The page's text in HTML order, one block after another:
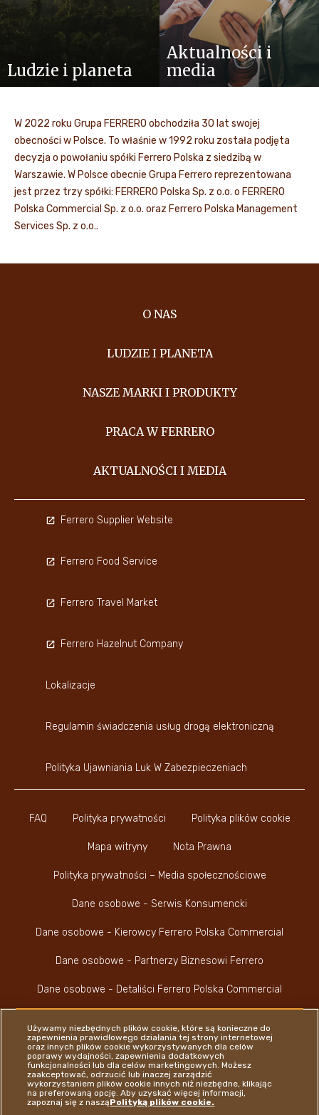
Ludzie i planeta
Aktualności i
media
W 2022 roku Grupa FERRERO obchodziła 30 lat swojej
obecności w Polsce. To właśnie w 1992 roku została podjęta
decyzja o powołaniu spółki Ferrero Polska z siedzibą w
Warszawie. W Polsce obecnie Grupa Ferrero reprezentowana
jest przez trzy spółki: FERRERO Polska Sp. z o.o. o FERRERO
Polska Commercial Sp. z o.o. oraz Ferrero Polska Management
Services Sp. z o.o..
O NAS
LUDZIE I PLANETA
NASZE MARKI I PRODUKTY
PRACA W FERRERO
AKTUALNOŚCI I MEDIA
FAQ Polityka prywatności Polityka plików cookie
Mapa witryny Nota Prawna
Polityka prywatności – Media społecznościowe
Dane osobowe - Serwis Konsumencki
Dane osobowe - Kierowcy Ferrero Polska Commercial
Dane osobowe - Partnerzy Biznesowi Ferrero
Dane osobowe - Detaliści Ferrero Polska Commercial
Ferrero Supplier Website
Ferrero Food Service
Ferrero Travel Market
Ferrero Hazelnut Company
Lokalizacje
Regulamin świadczenia usług drogą elektroniczną
Polityka Ujawniania Luk W Zabezpieczeniach
Youtube Channel
Instagram
LinkedIn
Używamy niezbędnych plików cookie, które są konieczne do
zapewnienia prawidłowego działania tej strony internetowej
oraz innych plików cookie wykorzystywanych dla celów
poprawy wydajności, zapewnienia dodatkowych
funkcjonalności lub dla celów marketingowych. Możesz
zaakceptować, odrzucić lub inaczej zarządzić
wykorzystaniem plików cookie innych niż niezbędne, klikając
na preferowaną opcję. Aby uzyskać więcej informacji,
zapoznaj się z nasząPolityką plików cookie.